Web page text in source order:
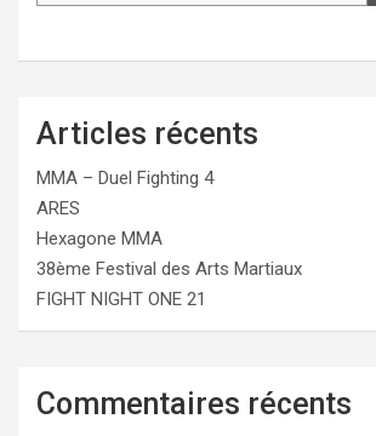
Articles récents
MMA – Duel Fighting 4
ARES
Hexagone MMA
38ème Festival des Arts Martiaux
FIGHT NIGHT ONE 21
Commentaires récents